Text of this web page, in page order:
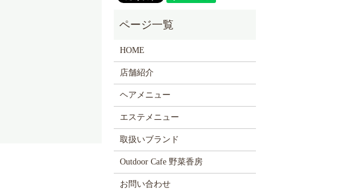
HOME
店舗紹介
ヘアメニュー
エステメニュー
取扱いブランド
Outdoor Cafe 野菜香房
お問い合わせ